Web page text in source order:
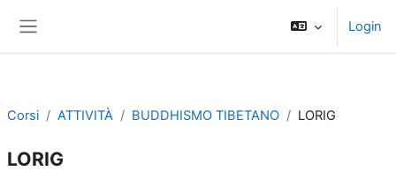
Vai al contenuto principale Login
Corsi ATTIVITÀ BUDDHISMO TIBETANO LORIG
LORIG